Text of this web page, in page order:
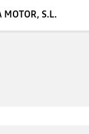
MOTOR, S.L.